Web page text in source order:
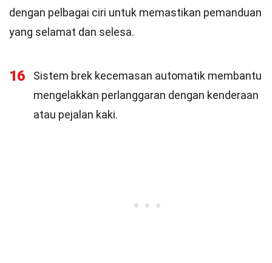
dengan pelbagai ciri untuk memastikan pemanduan
yang selamat dan selesa.
16
Sistem brek kecemasan automatik membantu
mengelakkan perlanggaran dengan kenderaan
atau pejalan kaki.